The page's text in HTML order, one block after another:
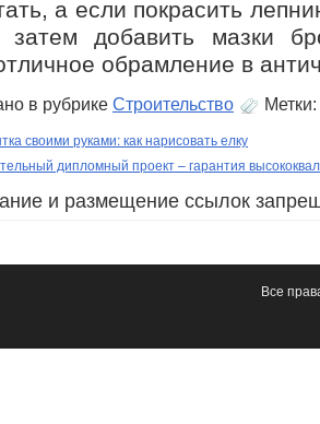
а если покрасить
затем добавить мазки
обрамление в
в рубрике Строительство Метки:
своими руками: как нарисовать елку
дипломный проект – гарантия
и размещение ссылок
Все